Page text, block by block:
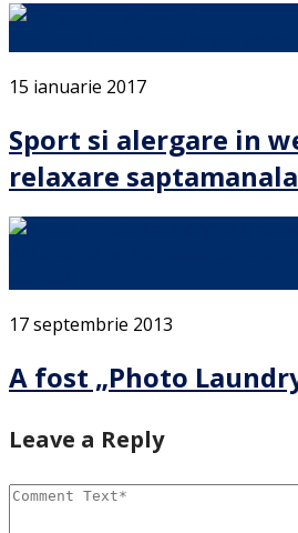
15 ianuarie 2017
Sport si alergare in
relaxare saptamanala
17 septembrie 2013
A fost „Photo
Leave a Reply